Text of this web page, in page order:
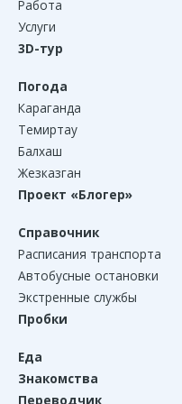
Работа
Услуги
3D-тур
Погода
Караганда
Темиртау
Балхаш
Жезказган
Проект «Блогер»
Справочник
Расписания транспорта
Автобусные остановки
Экстренные службы
Пробки
Еда
Знакомства
Переводчик